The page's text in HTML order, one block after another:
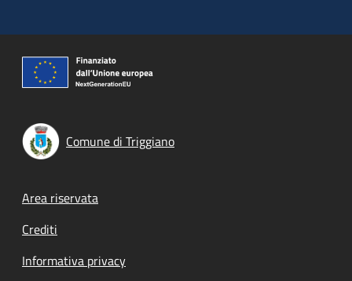
Comune di Triggiano
Footer menu
Area riservata
Crediti
Informativa privacy